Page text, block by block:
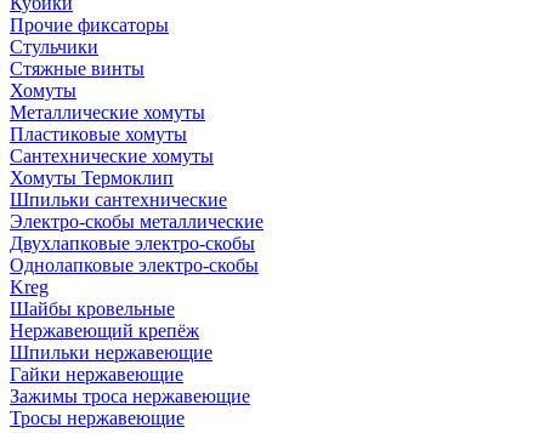
Прочие фиксаторы
Стульчики
Стяжные винты
Хомуты
Металлические хомуты
Пластиковые хомуты
Сантехнические хомуты
Хомуты Термоклип
Шпильки сантехнические
Электро-скобы металлические
Двухлапковые электро-скобы
Однолапковые электро-скобы
Kreg
Шайбы кровельные
Нержавеющий крепёж
Шпильки нержавеющие
Гайки нержавеющие
Зажимы троса нержавеющие
Тросы нержавеющие